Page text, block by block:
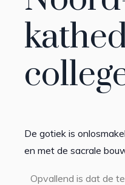
De gotiek is
en met de sacrale
Opvallend is dat de